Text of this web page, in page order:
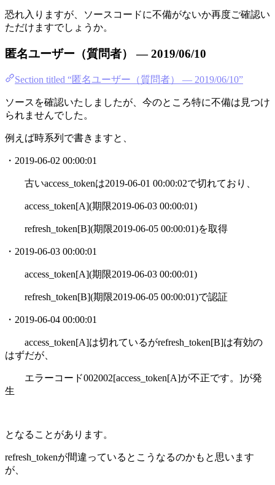
恐れ入りますが、ソースコードに不備がないか再度ご確認い
ただけますでしょうか。
匿名ユーザー（質問者） — 2019/06/10
Section titled “匿名ユーザー（質問者） — 2019/06/10”
ソースを確認いたしましたが、今のところ特に不備は見つけ
られませんでした。
例えば時系列で書きますと、
・2019-06-02 00:00:01
古いaccess_tokenは2019-06-01 00:00:02で切れており、
access_token[A](期限2019-06-03 00:00:01)
refresh_token[B](期限2019-06-05 00:00:01)を取得
・2019-06-03 00:00:01
access_token[A](期限2019-06-03 00:00:01)
refresh_token[B](期限2019-06-05 00:00:01)で認証
・2019-06-04 00:00:01
access_token[A]は切れているがrefresh_token[B]は有効の
はずだが、
エラーコード002002[access_token[A]が不正です。]が発
生
となることがあります。
refresh_tokenが間違っているとこうなるのかもと思います
が、